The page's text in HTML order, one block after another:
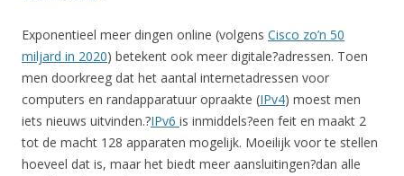
Exponentieel meer dingen online (volgens Cisco zo’n 50
miljard in 2020) betekent ook meer digitale?adressen. Toen
men doorkreeg dat het aantal internetadressen voor
computers en randapparatuur opraakte (IPv4) moest men
iets nieuws uitvinden.?IPv6 is inmiddels?een feit en maakt 2
tot de macht 128 apparaten mogelijk. Moeilijk voor te stellen
hoeveel dat is, maar het biedt meer aansluitingen?dan alle